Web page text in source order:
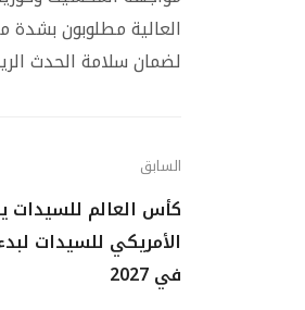
العالية مطلوبون
لضمان سلامة الحدث
السابق
كأس العالم للسيدات
الأمريكي للسيدات
في 2027